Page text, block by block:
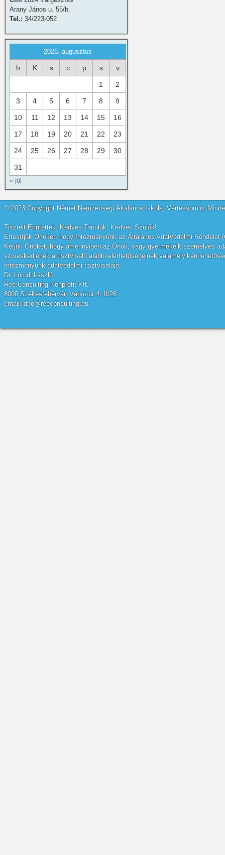
Arany János u. 55/b.
Tel.: 34/223-052
2026. augusztus
h K s c p s v
1 2
3 4 5 6 7 8 9
10 11 12 13 14 15 16
17 18 19 20 21 22 23
24 25 26 27 28 29 30
31
« júl
© 2023 Copyright Német Nemzetiségi Általános Iskola, Vértessomló.
Tisztelt Érintettek, Kedves Tanulók, Kedves Szülők!
Értesítjük Önöket, hogy Intézményünk az Általános Adatvédelmi
Kérjük Önöket, hogy amennyiben az Önök, vagy gyermekeik személyes
szíveskedjenek a tisztviselő alábbi elérhetőségeinek valamelyikén
Intézményünk adatvédelmi tisztviselője:
Dr. Lórodi László
Reé Consulting Nonprofit Kft.
8000 Székesfehérvár, Várkörút 4. II/26.
email: dpo@reeconsulting.eu